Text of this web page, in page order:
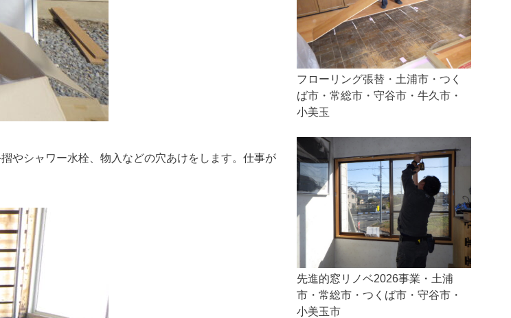
やシャワー水栓、物入などの穴あけをします。仕事が
フローリング張替・土浦市・つく
ば市・常総市・守谷市・牛久市・
小美玉
先進的窓リノベ2026事業・土浦
市・常総市・つくば市・守谷市・
小美玉市